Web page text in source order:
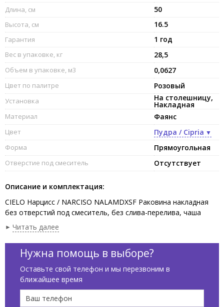
Длина, см 50
Высота, см 16.5
Гарантия 1 год
Вес в упаковке, кг 28,5
Объем в упаковке, м3 0,0627
Цвет по палитре Розовый
Установка На столешницу,
Накладная
Материал Фаянс
Цвет Пудра / Cipria
Форма Прямоугольная
Отверстие под смеситель Отсутствует
Описание и комплектация:
CIELO Нарцисс / NARCISO NALAMDXSF Раковина накладная
без отверстий под смеситель, без слива-перелива, чаша
справа,одна сторона не покрыта эмалью. В комплекте с
крепежами.Установка на столешницу, возможна подвесная
установка.Размеры:76 x 50 x 16,5 h см, цвет cipra
Читать далее
Нужна помощь в выборе?
Оставьте свой телефон и мы перезвоним в
ближайшее время